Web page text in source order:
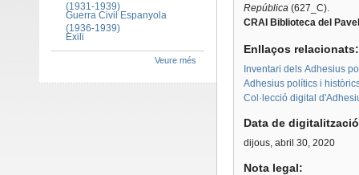
República(627_C).
CRAI Biblioteca del
Enllaços
Inventari dels Adhesius
Adhesius polítics i
Col·lecció digital
Data de
dijous, abril 30, 2020
Nota legal:
(1931-1939)
Guerra Civil Espanyola
(1936-1939)
Exili
Veure més